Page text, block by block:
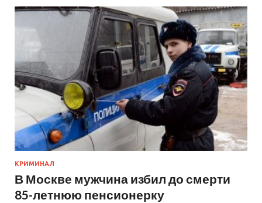
КРИМИНАЛ
В Москве мужчина избил до смерти
85-летнюю пенсионерку